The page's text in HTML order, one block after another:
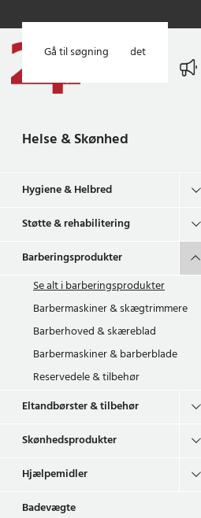
Gå til hovedindholdet
Gå til søgning
Helse & Skønhed
Hygiene & Helbred
Støtte & rehabilitering
Barberingsprodukter
Se alt ibarberingsprodukter
Barbermaskiner & skægtrimmere
Barberhoved & skæreblad
Barbermaskiner & barberblade
Reservedele & tilbehør
Eltandbørster & tilbehør
Skønhedsprodukter
Hjælpemidler
Badevægte